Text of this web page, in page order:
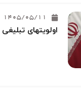
1405/05/11
اولویتهای